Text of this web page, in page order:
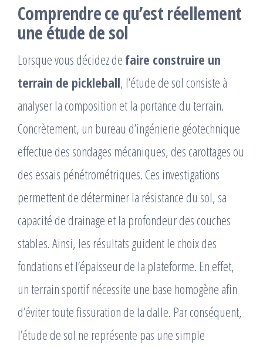
Comprendre ce qu’est réellement
une étude de sol
Lorsque vous décidez de faire construire un
terrain de pickleball, l’étude de sol consiste à
analyser la composition et la portance du terrain.
Concrètement, un bureau d’ingénierie géotechnique
effectue des sondages mécaniques, des carottages ou
des essais pénétrométriques. Ces investigations
permettent de déterminer la résistance du sol, sa
capacité de drainage et la profondeur des couches
stables. Ainsi, les résultats guident le choix des
fondations et l’épaisseur de la plateforme. En effet,
un terrain sportif nécessite une base homogène afin
d’éviter toute fissuration de la dalle. Par conséquent,
l’étude de sol ne représente pas une simple